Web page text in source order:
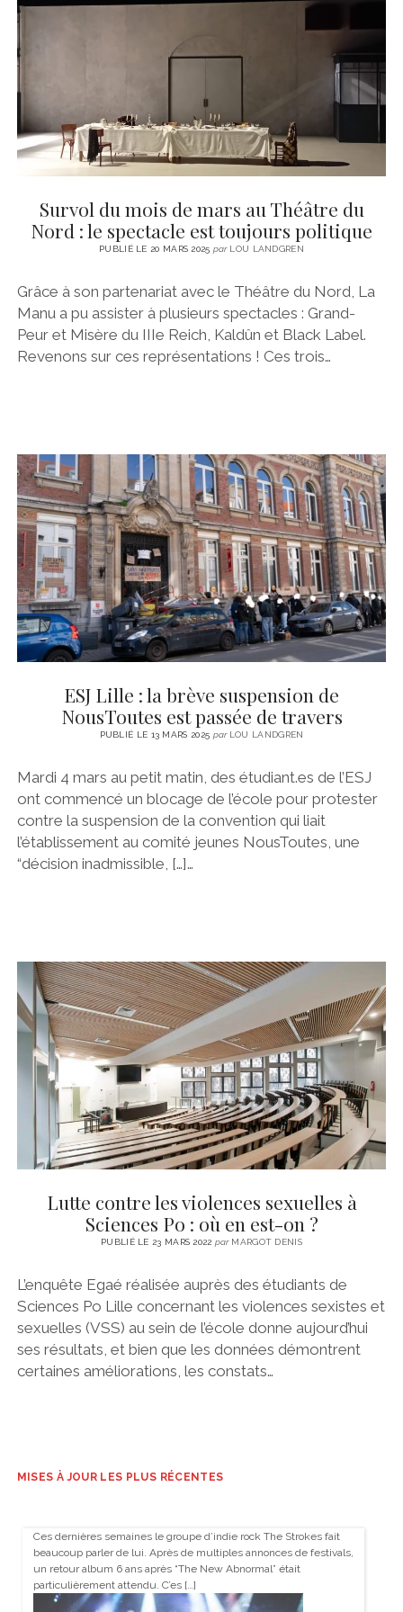
CINÉMA
SANTÉ
instagram
emailemail-
Survol du mois de mars au Théâtre du
Nord : le spectacle est toujours politique
PUBLIÉ LE 20 MARS 2025 parLOU LANDGREN
Grâce à son partenariat avec le Théâtre du Nord, La
Manu a pu assister à plusieurs spectacles : Grand-
Peur et Misère du IIIe Reich, Kaldûn et Black Label.
Revenons sur ces représentations ! Ces trois…
ESJ Lille : la brève suspension de
NousToutes est passée de travers
PUBLIÉ LE 13 MARS 2025 parLOU LANDGREN
Mardi 4 mars au petit matin, des étudiant.es de l’ESJ
ont commencé un blocage de l’école pour protester
contre la suspension de la convention qui liait
l’établissement au comité jeunes NousToutes, une
“décision inadmissible, […]…
Lutte contre les violences sexuelles à
Sciences Po : où en est-on ?
PUBLIÉ LE 23 MARS 2022 parMARGOT DENIS
L’enquête Egaé réalisée auprès des étudiants de
Sciences Po Lille concernant les violences sexistes et
sexuelles (VSS) au sein de l’école donne aujourd’hui
ses résultats, et bien que les données démontrent
certaines améliorations, les constats…
MISES À JOUR LES PLUS RÉCENTES
Ces dernières semaines le groupe d’indie rock The Strokes fait
beaucoup parler de lui. Après de multiples annonces de festivals,
un retour album 6 ans après “The New Abnormal” était
particulièrement attendu. C’es […]